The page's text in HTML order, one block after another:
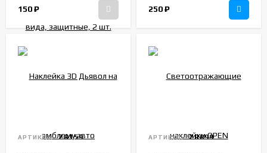
150₽ 250₽
АРТИКУЛ: ZR159 АРТИКУЛ: ZR099